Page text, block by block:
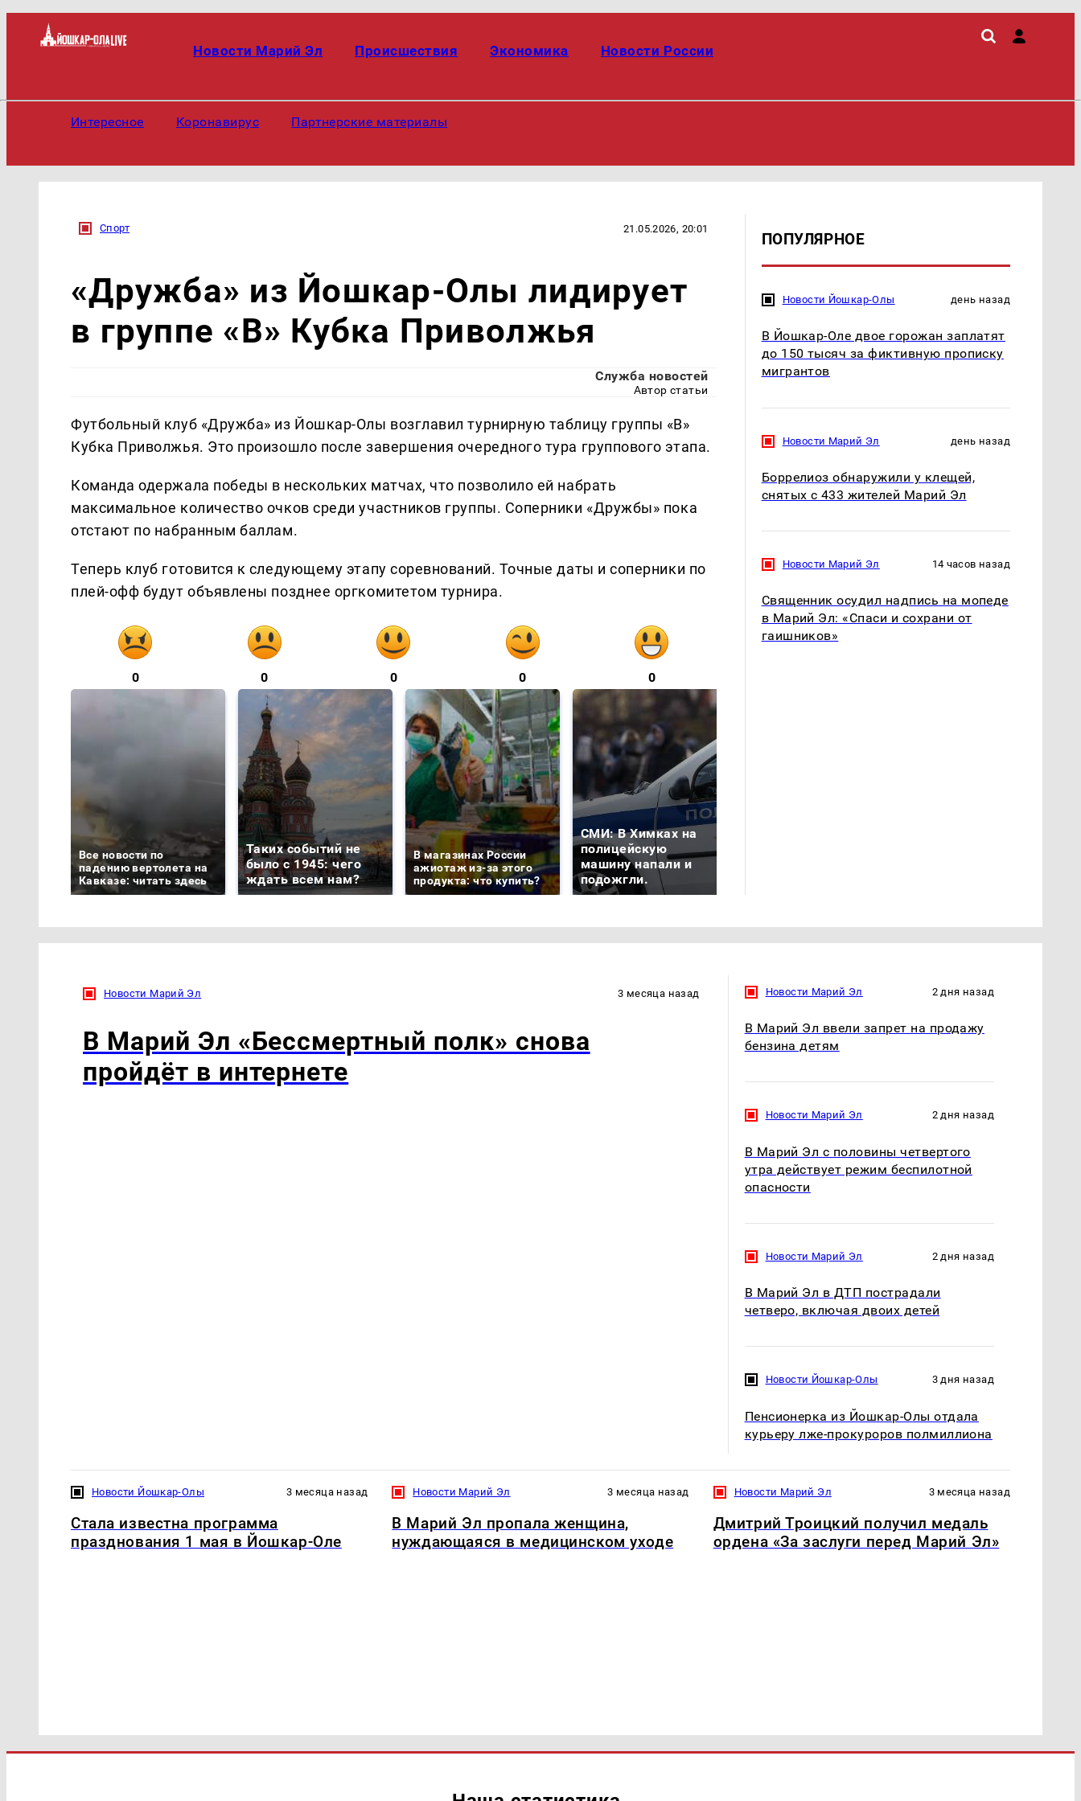
Новости Марий Эл Происшествия Экономика Новости России
Интересное Коронавирус Партнерские материалы
Спорт 21.05.2026, 20:01
«Дружба» из Йошкар-Олы лидирует
в группе «В» Кубка Приволжья
Служба новостей
Автор статьи
Футбольный клуб «Дружба» из Йошкар-Олы возглавил турнирную таблицу группы «В»
Кубка Приволжья. Это произошло после завершения очередного тура группового этапа.
Команда одержала победы в нескольких матчах, что позволило ей набрать
максимальное количество очков среди участников группы. Соперники «Дружбы» пока
отстают по набранным баллам.
Теперь клуб готовится к следующему этапу соревнований. Точные даты и соперники по
плей-офф будут объявлены позднее оргкомитетом турнира.
0 0 0 0 0
Все новости по
падению вертолета на
Кавказе: читать здесь
Таких событий не
было с 1945: чего
ждать всем нам?
В магазинах России
ажиотаж из-за этого
продукта: что купить?
СМИ: В Химках на
полицейскую
машину напали и
подожгли.
ПОПУЛЯРНОЕ
Новости Йошкар-Олы день назад
В Йошкар-Оле двое горожан заплатят
до 150 тысяч за фиктивную прописку
мигрантов
Новости Марий Эл день назад
Боррелиоз обнаружили у клещей,
снятых с 433 жителей Марий Эл
Новости Марий Эл 14 часов назад
Священник осудил надпись на мопеде
в Марий Эл: «Спаси и сохрани от
гаишников»
Новости Марий Эл 3 месяца назад
В Марий Эл «Бессмертный полк» снова
пройдёт в интернете
Новости Марий Эл 2 дня назад
В Марий Эл ввели запрет на продажу
бензина детям
Новости Марий Эл 2 дня назад
В Марий Эл с половины четвертого
утра действует режим беспилотной
опасности
Новости Марий Эл 2 дня назад
В Марий Эл в ДТП пострадали
четверо, включая двоих детей
Новости Йошкар-Олы 3 дня назад
Пенсионерка из Йошкар-Олы отдала
курьеру лже-прокуроров полмиллиона
Новости Йошкар-Олы 3 месяца назад
Стала известна программа
празднования 1 мая в Йошкар-Оле
Новости Марий Эл 3 месяца назад
В Марий Эл пропала женщина,
нуждающаяся в медицинском уходе
Новости Марий Эл 3 месяца назад
Дмитрий Троицкий получил медаль
ордена «За заслуги перед Марий Эл»